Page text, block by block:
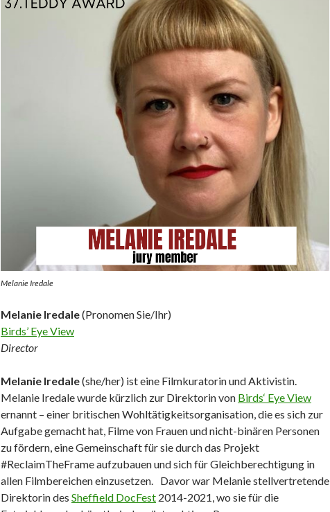
Melanie Iredale
Melanie Iredale(Pronomen Sie/Ihr)
Birds’ Eye View
Director
Melanie Iredale(she/her) ist eine Filmkuratorin und Aktivistin.
Melanie Iredale wurde kürzlich zur Direktorin von Birds‘ Eye View
ernannt – einer britischen Wohltätigkeitsorganisation, die es sich zur
Aufgabe gemacht hat, Filme von Frauen und nicht-binären Personen
zu fördern, eine Gemeinschaft für sie durch das Projekt
#ReclaimTheFrame aufzubauen und sich für Gleichberechtigung in
allen Filmbereichen einzusetzen. Davor war Melanie stellvertretende
Direktorin des Sheffield DocFest 2014-2021, wo sie für die